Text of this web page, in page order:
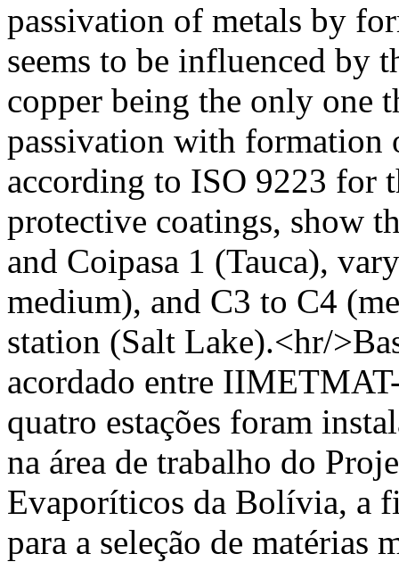
passivation of metals by
seems to be influenced by
copper being the only one
passivation with formation
according to ISO 9223 for
protective coatings, show
and Coipasa 1 (Tauca),
medium), and C3 to C4
station (Salt Lake).<hr/
acordado entre
quatro estações foram
na área de trabalho do
Evaporíticos da Bolívia, a
para a seleção de matérias